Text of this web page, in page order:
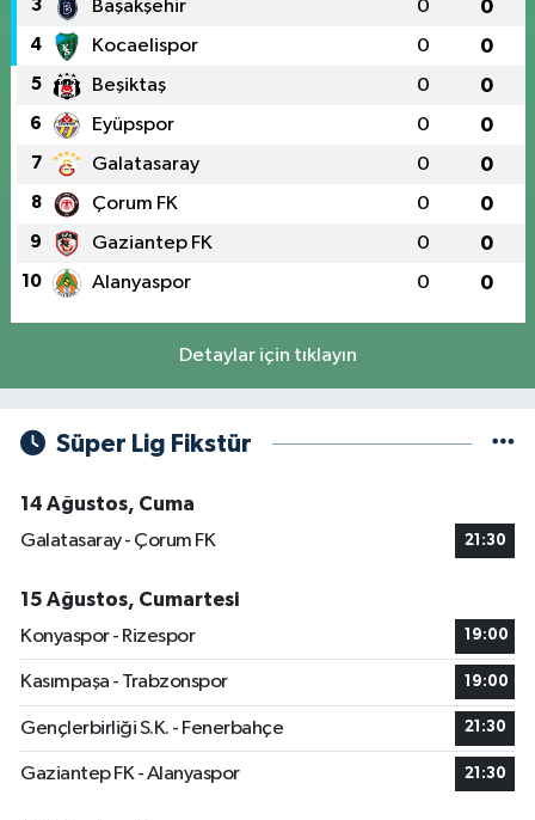
3 Başakşehir 0 0
4 Kocaelispor 0 0
5 Beşiktaş 0 0
6 Eyüpspor 0 0
7 Galatasaray 0 0
8 Çorum FK 0 0
9 Gaziantep FK 0 0
10 Alanyaspor 0 0
Detaylar için tıklayın
Süper Lig Fikstür
14 Ağustos, Cuma
Galatasaray - Çorum FK
21:30
15 Ağustos, Cumartesi
Konyaspor - Rizespor
19:00
Kasımpaşa - Trabzonspor 19:00
Gençlerbirliği S.K. - Fenerbahçe 21:30
Gaziantep FK - Alanyaspor 21:30